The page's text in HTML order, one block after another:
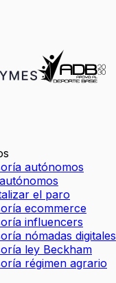
autónomos
el paro
ecommerce
influencers
nómadas digitales
ley Beckham
régimen agrario